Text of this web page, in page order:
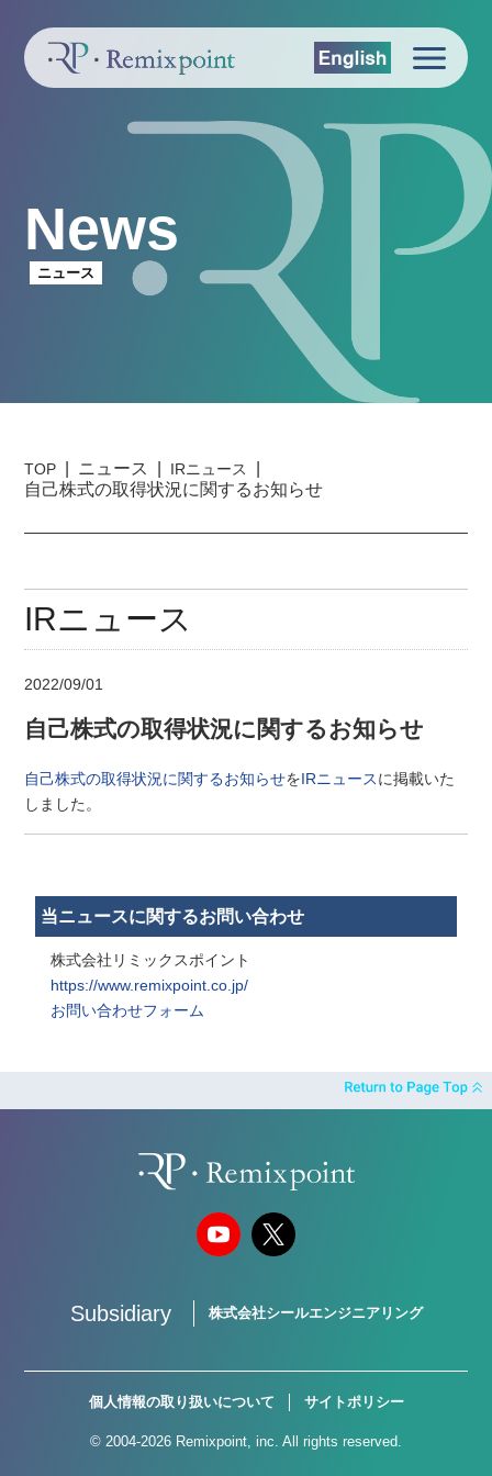
News
ニュース
TOP ニュース IRニュース
自己株式の取得状況に関するお知らせ
IRニュース
2022/09/01
自己株式の取得状況に関するお知らせ
自己株式の取得状況に関するお知らせをIRニュースに掲載いた
しました。
当ニュースに関するお問い合わせ
株式会社リミックスポイント
https://www.remixpoint.co.jp/
お問い合わせフォーム
Subsidiary 株式会社シールエンジニアリング
個人情報の取り扱いについて サイトポリシー
© 2004-2026 Remixpoint, inc. All rights reserved.